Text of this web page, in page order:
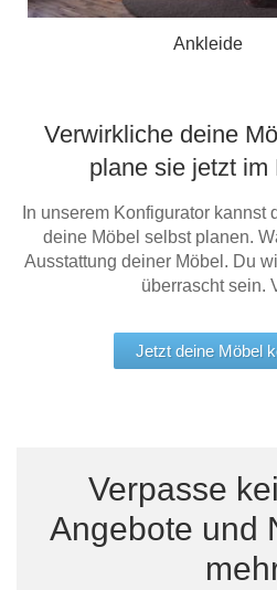
Ankleide
Verwirkliche deine
plane sie jetzt im
In unserem Konfigurator
deine Möbel selbst planen.
Ausstattung deiner Möbel. Du
überrascht sein.
Jetzt deine Möbel
Verpasse
Angebote und